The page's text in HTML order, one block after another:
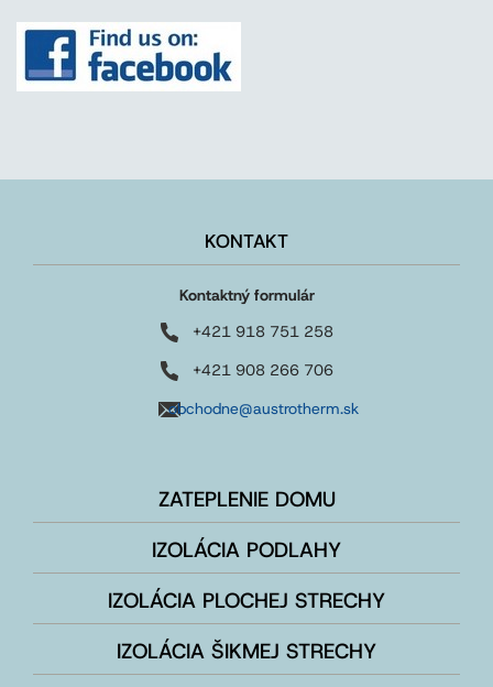
KONTAKT
Kontaktný formulár
+421 918 751 258
+421 908 266 706
obchodne@austrotherm.sk
ZATEPLENIE DOMU
IZOLÁCIA PODLAHY
IZOLÁCIA PLOCHEJ STRECHY
IZOLÁCIA ŠIKMEJ STRECHY